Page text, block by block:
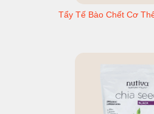
Tẩy Tế Bào Chết Cơ